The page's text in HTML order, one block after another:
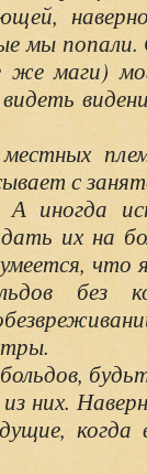
мы попали.
же маги)
с
А иногда
их на
что
без
них.
когда